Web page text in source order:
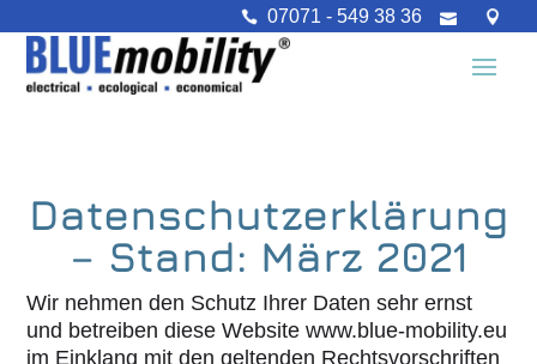
07071 - 549 38 36
Datenschutzerklärung
– Stand: März 2021
Wir nehmen den Schutz Ihrer Daten sehr ernst
und betreiben diese Website www.blue-mobility.eu
im Einklang mit den geltenden Rechtsvorschriften